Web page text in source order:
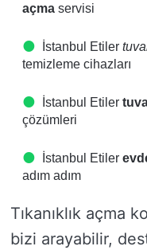
açma servisi
İstanbul Etiler
temizleme cihazları
İstanbul Etiler
çözümleri
İstanbul Etiler
adım adım
Tıkanıklık açma
bizi arayabilir,